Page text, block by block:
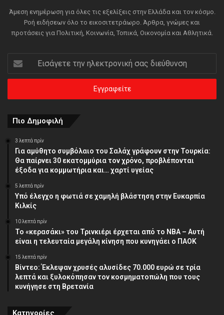
Άμεση ενημέρωση για όλες τις εξελίξεις στην Ελλάδα και τον κόσμο.
Ροή ειδήσεων όλο το εικοσιτετράωρο. Άρθρα, γνώμες και
προτάσεις για Πολιτική, Κοινωνία, Τοπικά, Οικονομία και Αθλητικά.
Εισάγετε
την
ηλεκτρονική
διεύθυνση
Πιο Δημοφιλή
3 λεπτά πρίν
Για αμύθητο συμβόλαιο του Σαλάχ γράφουν στην Τουρκία:
Θα παίρνει 30 εκατομμύρια τον χρόνο, προβλέπονται
έξοδα για κομμωτήρια και… χαρτί υγείας
5 λεπτά πρίν
Υπό έλεγχο η φωτιά σε χαμηλή βλάστηση στην Ευκαρπία
Κιλκίς
10 λεπτά πρίν
Το «κερασάκι» του Τρινκιέρι έρχεται από το NBA – Αυτή
είναι η τελευταία μεγάλη κίνηση που κυνηγάει ο ΠΑΟΚ
15 λεπτά πρίν
Βίντεο: Έκλεψαν χρυσές αλυσίδες 70.000 ευρώ σε τρία
λεπτά και ξυλοκόπησαν τον κοσμηματοπώλη που τους
κυνήγησε στη Βρετανία
Κατηγορίες